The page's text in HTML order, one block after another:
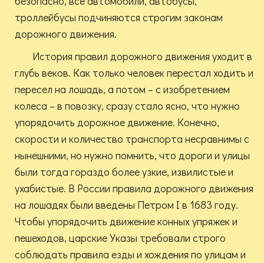
троллейбусы подчиняются строгим законам
дорожного движения.
История правил дорожного движения уходит в
глубь веков. Как только человек перестал ходить и
пересел на лошадь, а потом – с изобретением
колеса – в повозку, сразу стало ясно, что нужно
упорядочить дорожное движение. Конечно,
скорости и количество транспорта несравнимы с
нынешними, но нужно помнить, что дороги и улицы
были тогда гораздо более узкие, извилистые и
ухабистые. В России правила дорожного движения
на лошадях были введены Петром I в 1683 году.
Чтобы упорядочить движение конных упряжек и
пешеходов, царские Указы требовали строго
соблюдать правила езды и хождения по улицам и